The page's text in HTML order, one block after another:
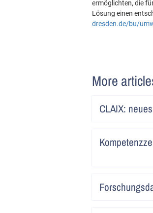
ermöglichten, die
Lösung einen
dresden.de/bu/
More
CLAIX: